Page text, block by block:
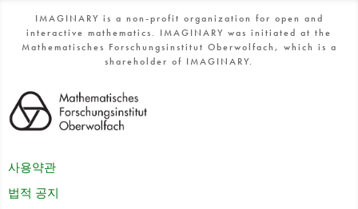
IMAGINARY is a non-profit organization for open and
interactive mathematics. IMAGINARY was initiated at the
Mathematisches Forschungsinstitut Oberwolfach, which is a
shareholder of IMAGINARY.
사용약관
법적 공지